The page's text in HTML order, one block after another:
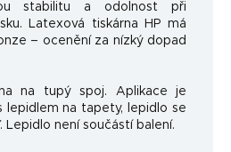
stabilitu a odolnost při
Latexová tiskárna HP má
– ocenění za nízký dopad
na tupý spoj. Aplikace je
lepidlem na tapety, lepidlo se
Lepidlo není součástí balení.